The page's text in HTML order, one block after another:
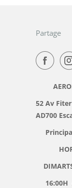
Partage
52 Av
AD700
16:00H